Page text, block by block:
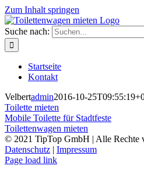
Zum Inhalt springen
Suche nach:
Startseite
Kontakt
Velbertadmin2016-10-
Toilette mieten
Mobile Toilette für Stadtfeste
Toilettenwagen mieten
© 2021 TipTop GmbH | Alle Rechte
Datenschutz | Impressum
Page load link